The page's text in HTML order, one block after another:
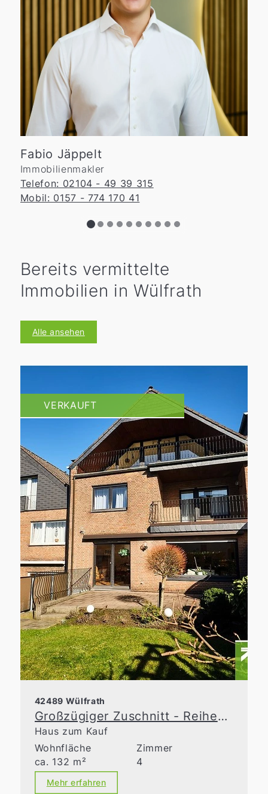
Fabio Jäppelt
Immobilienmakler
Telefon: 02104 - 49 39 315
Mobil: 0157 - 774 170 41
Bereits vermittelte
Immobilien in Wülfrath
Alle ansehen
VERKAUFT
42489 Wülfrath
Großzügiger Zuschnitt - Reihenmittelhaus im Maushäuschen!
Haus zum Kauf
Wohnfläche
ca. 132 m²
Zimmer
4
Mehr erfahren